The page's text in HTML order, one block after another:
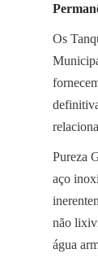
Os
Pureza
aço
não
água